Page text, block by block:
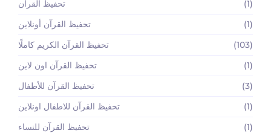
تحفيظ القرآن
(1)
تحفيظ القرآن أونلاين
(1)
تحفيظ القرآن الكريم كاملًا
(103)
تحفيظ القرآن اون لاين
(1)
تحفيظ القرآن للأطفال
(3)
تحفيظ القرآن للاطفال اونلاين
(1)
تحفيظ القرآن للنساء
(1)